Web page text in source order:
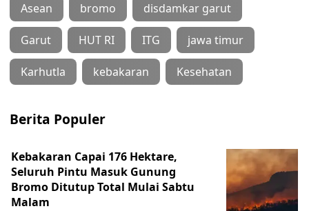
Asean bromo disdamkar garut
Garut HUT RI ITG jawa timur
Karhutla kebakaran Kesehatan
Berita Populer
Kebakaran Capai 176 Hektare,
Seluruh Pintu Masuk Gunung
Bromo Ditutup Total Mulai Sabtu
Malam